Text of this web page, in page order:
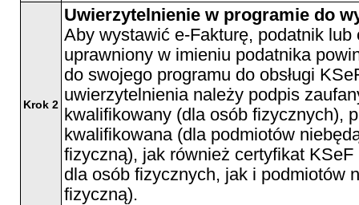
Krok 2
Uwierzytelnienie w programie do
Aby wystawić e-Fakturę, podatnik lub
uprawniony w imieniu podatnika
do swojego programu do obsługi
uwierzytelnienia należy podpis
kwalifikowany (dla osób fizycznych),
kwalifikowana (dla podmiotów
fizyczną), jak również certyfikat
dla osób fizycznych, jak i podmiotów
fizyczną).